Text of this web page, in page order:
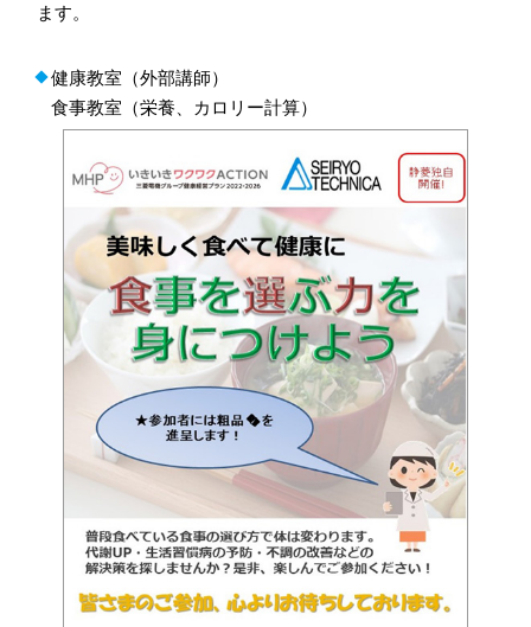
ます。
健康教室（外部講師）
食事教室（栄養、カロリー計算）